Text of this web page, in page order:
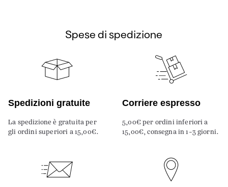
Spese di spedizione
Spedizioni gratuite
La spedizione è gratuita per
gli ordini superiori a 15,00€.
Corriere espresso
5,00€ per ordini inferiori a
15,00€, consegna in 1-3 giorni.